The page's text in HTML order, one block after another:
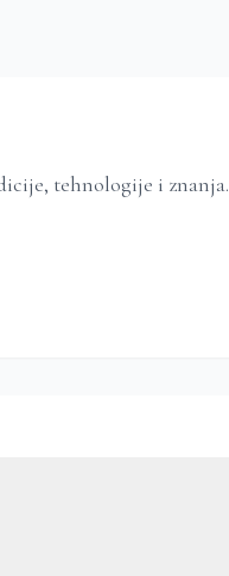
tehnologije i znanja.